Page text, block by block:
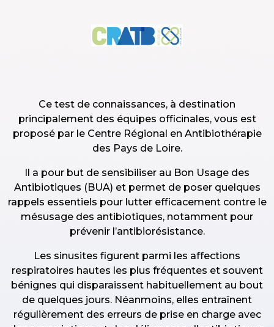
Ce test de connaissances, à destination
principalement des équipes officinales, vous est
proposé par le Centre Régional en Antibiothérapie
des Pays de Loire.
Il a pour but de sensibiliser au Bon Usage des
Antibiotiques (BUA) et permet de poser quelques
rappels essentiels pour lutter efficacement contre le
mésusage des antibiotiques, notamment pour
prévenir l’antibiorésistance.
Les sinusites figurent parmi les affections
respiratoires hautes les plus fréquentes et souvent
bénignes qui disparaissent habituellement au bout
de quelques jours. Néanmoins, elles entraînent
régulièrement des erreurs de prise en charge avec